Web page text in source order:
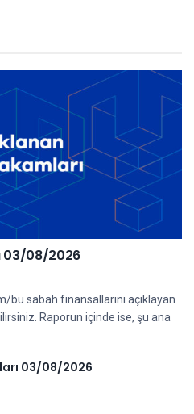
03/08/2026
bu sabah finansallarını açıklayan
Raporun içinde ise, şu ana
03/08/2026